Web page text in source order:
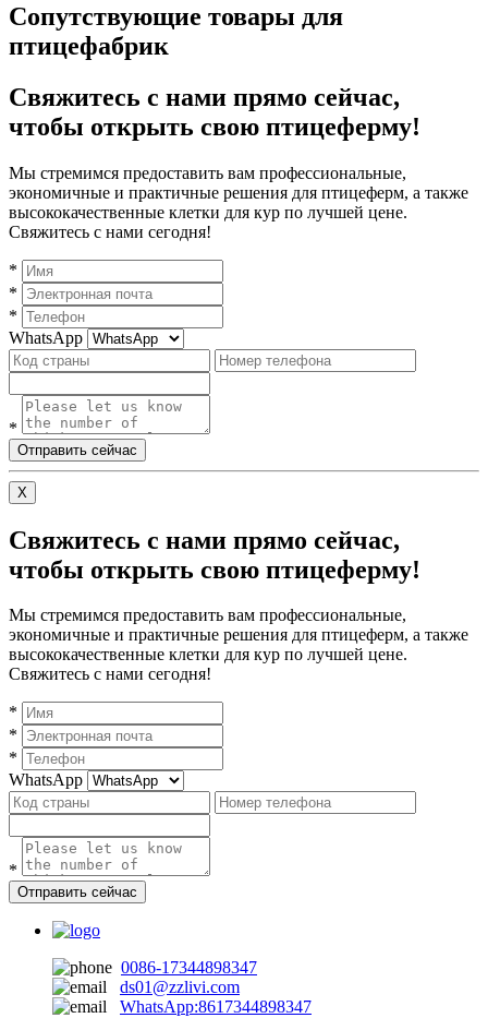
Сопутствующие товары для
птицефабрик
Свяжитесь с нами прямо сейчас,
чтобы открыть свою птицеферму!
Мы стремимся предоставить вам профессиональные,
экономичные и практичные решения для птицеферм, а также
высококачественные клетки для кур по лучшей цене.
Свяжитесь с нами сегодня!
*
*
*
WhatsApp
*
Отправить сейчас
X
Свяжитесь с нами прямо сейчас,
чтобы открыть свою птицеферму!
Мы стремимся предоставить вам профессиональные,
экономичные и практичные решения для птицеферм, а также
высококачественные клетки для кур по лучшей цене.
Свяжитесь с нами сегодня!
*
*
*
WhatsApp
*
Отправить сейчас
0086-17344898347
ds01@zzlivi.com
WhatsApp:8617344898347